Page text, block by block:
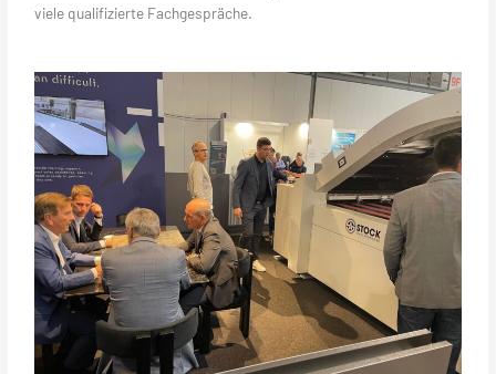
viele qualifizierte Fachgespräche.